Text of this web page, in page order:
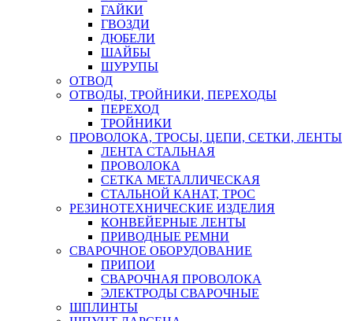
ГАЙКИ
ГВОЗДИ
ДЮБЕЛИ
ШАЙБЫ
ШУРУПЫ
ОТВОД
ОТВОДЫ, ТРОЙНИКИ, ПЕРЕХОДЫ
ПЕРЕХОД
ТРОЙНИКИ
ПРОВОЛОКА, ТРОСЫ, ЦЕПИ, СЕТКИ, ЛЕНТЫ
ЛЕНТА СТАЛЬНАЯ
ПРОВОЛОКА
СЕТКА МЕТАЛЛИЧЕСКАЯ
СТАЛЬНОЙ КАНАТ, ТРОС
РЕЗИНОТЕХНИЧЕСКИЕ ИЗДЕЛИЯ
КОНВЕЙЕРНЫЕ ЛЕНТЫ
ПРИВОДНЫЕ РЕМНИ
СВАРОЧНОЕ ОБОРУДОВАНИЕ
ПРИПОИ
СВАРОЧНАЯ ПРОВОЛОКА
ЭЛЕКТРОДЫ СВАРОЧНЫЕ
ШПЛИНТЫ